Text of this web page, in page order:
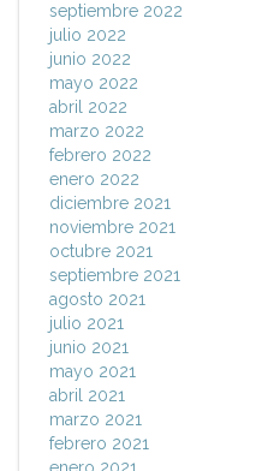
septiembre 2022
julio 2022
junio 2022
mayo 2022
abril 2022
marzo 2022
febrero 2022
enero 2022
diciembre 2021
noviembre 2021
octubre 2021
septiembre 2021
agosto 2021
julio 2021
junio 2021
mayo 2021
abril 2021
marzo 2021
febrero 2021